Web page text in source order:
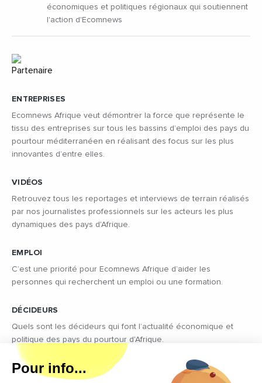
ENTREPRISES
Ecomnews Afrique veut démontrer la force que représente le
tissu des entreprises sur tous les bassins d’emploi des pays du
pourtour méditerranéen en réalisant des focus sur les plus
innovantes d’entre elles.
VIDÉOS
Retrouvez tous les reportages et interviews de terrain réalisés
par nos journalistes professionnels sur les acteurs les plus
dynamiques des pays d'Afrique.
EMPLOI
C’est une priorité pour Ecomnews Afrique d’aider les
personnes qui recherchent un emploi ou une formation.
DÉCIDEURS
Quels sont les décideurs qui font l’actualité économique et
politique des pays du pourtour d'Afrique.
économiques et politiques régionaux qui soutiennent
l'action d'Ecomnews